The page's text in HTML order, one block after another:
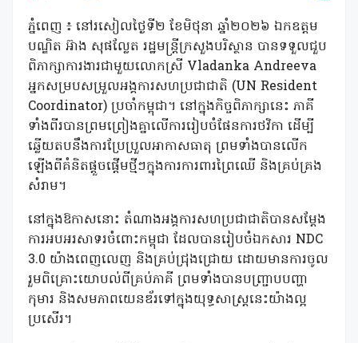
ភ្នំពេញ ៖ នៅរសៀលថ្ងៃទី២ ខែមិថុនា ឆ្នាំ២០២៦ ឯកឧត្តម
បណ្ឌិត អ៊ាង សុផល្លែត រដ្ឋមន្រ្តីក្រសួងបរិស្ថាន បានទទួលជួប
ពិភាក្សាការងារជាមួយលោកស្រី Vladanka Andreeva
អ្នកសម្របសម្រួលអង្គការសហប្រជាជាតិ (UN Resident
Coordinator) ប្រចាំកម្ពុជា។ នៅក្នុងកិច្ចពិភាក្សានេះ ភាគី
ទាំងពីរបានព្រមព្រៀងគ្នាលើការរៀបចំផែនការថវិកា ដើម្បី
ឆ្លើយតបនឹងការប្រែប្រួលអាកាសធាតុ ព្រមទាំងបានលើក
ឡើងពីគំនិតផ្តួចផ្តើមថ្មីៗក្នុងការការពារព្រៃឈើ និងគ្រប់គ្រង
សំរាម។
នៅក្នុងឱកាសនោះ តំណាងអង្គការសហប្រជាជាតិបានសម្តែង
ការអបអរសាទរចំពោះកម្ពុជា ដែលបានរៀបចំឯកសារ NDC
3.0 យ៉ាងពេញលេញ និងគ្រប់ជ្រុងជ្រោយ ដោយមានការចូល
រួមពិគ្រោះយោបល់ពីគ្រប់ភាគី ព្រមទាំងបានបញ្ជ្រាបបញ្ហា
កុមារ និងសមភាពយេនឌ័រទៅក្នុងយុទ្ធសាស្ត្រនេះយ៉ាងល្អ
ប្រសើរ។